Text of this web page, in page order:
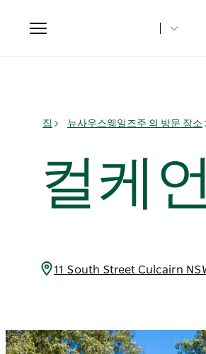
Toggle
navigation
집 뉴사우스웨일즈주 의 방문 장소
컬케
11 South Street Culcairn